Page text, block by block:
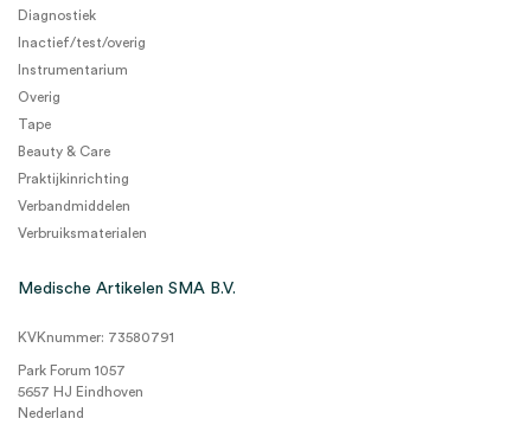
Diagnostiek
Inactief/test/overig
Instrumentarium
Overig
Tape
Beauty & Care
Praktijkinrichting
Verbandmiddelen
Verbruiksmaterialen
Medische Artikelen SMA B.V.
KVKnummer: 73580791
Park Forum 1057
5657 HJ Eindhoven
Nederland